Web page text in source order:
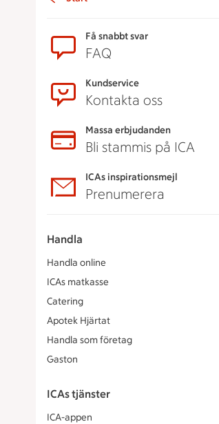
Få snabbt svar
FAQ
Kundservice
Kontakta oss
Massa erbjudanden
Bli stammis på ICA
ICAs inspirationsmejl
Prenumerera
Handla
Handla online
ICAs matkasse
Catering
Apotek Hjärtat
Handla som företag
Gaston
ICAs tjänster
ICA-appen